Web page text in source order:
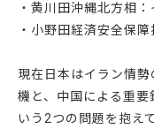
・黄川田沖縄北方相：
・小野田経済安全保
現在日本はイラン情
機と、中国による重要
いう2つの問題を抱え